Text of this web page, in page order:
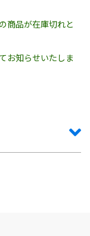
商品が在庫切れと
お知らせいたしま